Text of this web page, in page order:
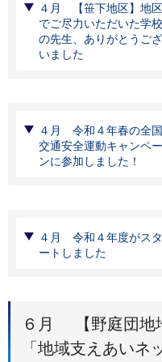
４月 【笹下地区】地区
でご尽力いただいた学校
の先生、ありがとうござ
いました
４月 令和４年春の全国
交通安全運動キャンペー
ンに参加しました！
４月 令和４年度がスタ
ートしました
６月 【野庭団地
「地域支えあいネ